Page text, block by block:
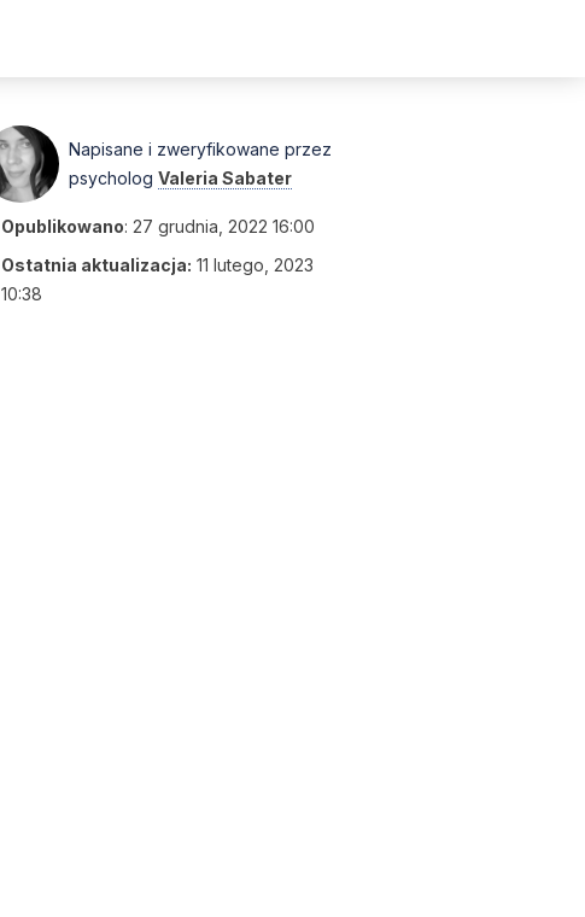
Napisane i zweryfikowane przez
psycholog Valeria Sabater
Opublikowano: 27 grudnia, 2022 16:00
Ostatnia aktualizacja: 11 lutego, 2023
10:38